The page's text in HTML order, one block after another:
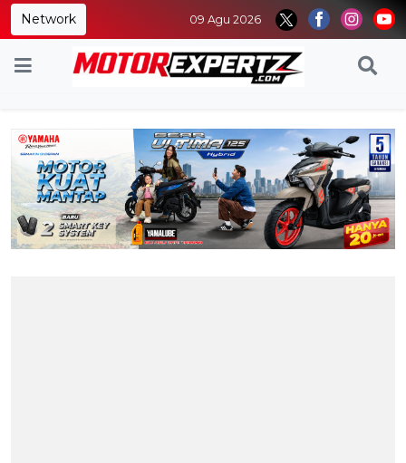
Network 09 Agu 2026